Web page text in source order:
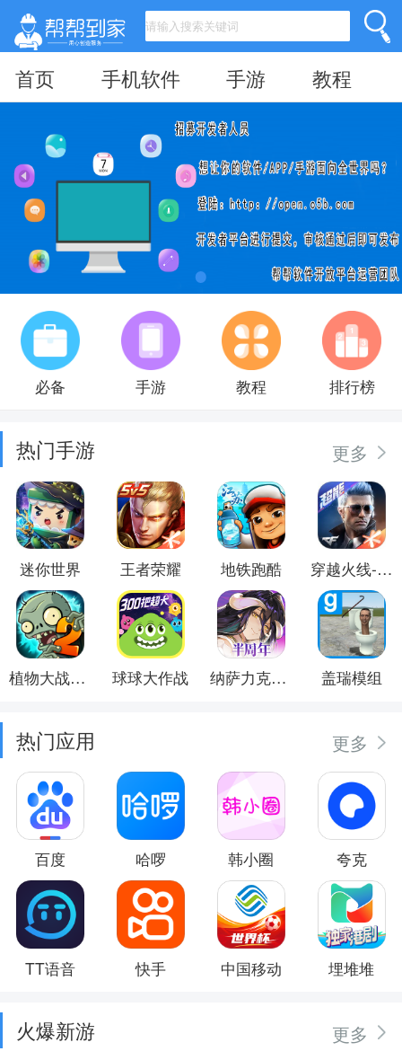
首页 手机软件 手游 教程
必备 手游 教程 排行榜
热门手游 更多
迷你世界 王者荣耀 地铁跑酷 穿越火线-枪战王者
植物大战僵尸2 球球大作战 纳萨力克之王 盖瑞模组
热门应用 更多
百度 哈啰 韩小圈 夸克
TT语音 快手 中国移动 埋堆堆
火爆新游 更多